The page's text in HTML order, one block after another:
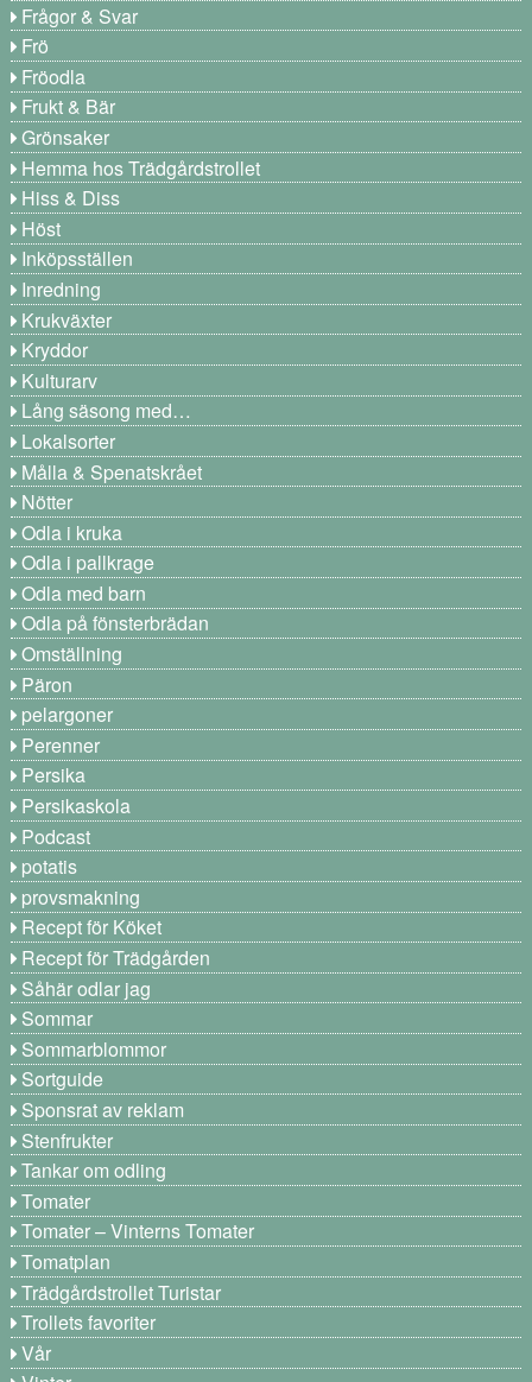
Frågor & Svar
Frö
Fröodla
Frukt & Bär
Grönsaker
Hemma hos Trädgårdstrollet
Hiss & Diss
Höst
Inköpsställen
Inredning
Krukväxter
Kryddor
Kulturarv
Lång säsong med…
Lokalsorter
Målla & Spenatskrået
Nötter
Odla i kruka
Odla i pallkrage
Odla med barn
Odla på fönsterbrädan
Omställning
Päron
pelargoner
Perenner
Persika
Persikaskola
Podcast
potatis
provsmakning
Recept för Köket
Recept för Trädgården
Såhär odlar jag
Sommar
Sommarblommor
Sortguide
Sponsrat av reklam
Stenfrukter
Tankar om odling
Tomater
Tomater – Vinterns Tomater
Tomatplan
Trädgårdstrollet Turistar
Trollets favoriter
Vår